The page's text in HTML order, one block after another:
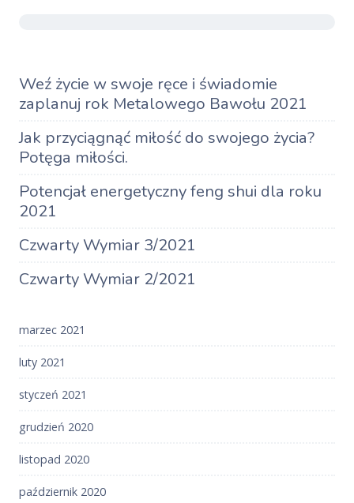
Weź życie w swoje ręce i świadomie
zaplanuj rok Metalowego Bawołu 2021
Jak przyciągnąć miłość do swojego życia?
Potęga miłości.
Potencjał energetyczny feng shui dla roku
2021
Czwarty Wymiar 3/2021
Czwarty Wymiar 2/2021
marzec 2021
luty 2021
styczeń 2021
grudzień 2020
listopad 2020
październik 2020